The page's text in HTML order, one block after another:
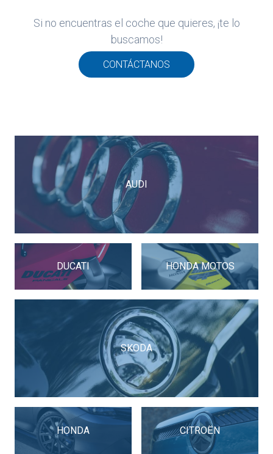
Si no encuentras el coche que quieres, ¡te lo
buscamos!
CONTÁCTANOS
AUDI
DUCATI HONDA MOTOS
SKODA
HONDA CITROËN